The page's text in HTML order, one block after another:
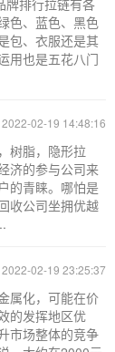
牌排行拉链有各
色、蓝色、黑色
包、衣服还是其
用也是五花八门
2022-02-19 14:48:16
树脂，隐形拉
济的参与公司来
的青睐。哪怕是
收公司坐拥优越
2022-02-19 23:25:37
属化，可能在价
的发挥地区优
市场整体的竞争